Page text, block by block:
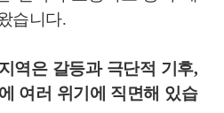
습니다.
역은 갈등과 극단적 기후,
여러 위기에 직면해 있습